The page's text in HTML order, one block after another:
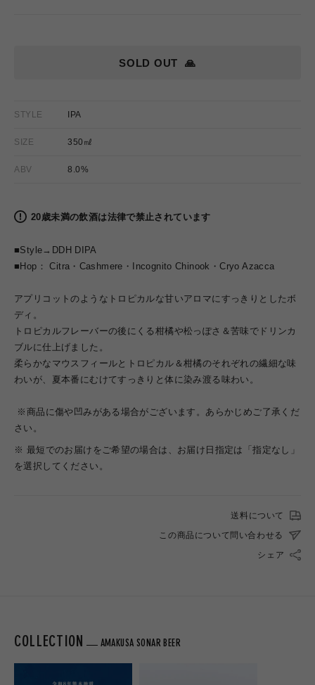
🙏
SOLD OUT
STYLE IPA
SIZE 350㎖
ABV 8.0%
20歳未満の飲酒は法律で禁止されています
■Style→DDH DIPA
■Hop： Citra・Cashmere・Incognito Chinook・Cryo Azacca
アプリコットのようなトロピカルな甘いアロマにすっきりとしたボ
ディ。
トロピカルフレーバーの後にくる柑橘や松っぽさ＆苦味でドリンカ
ブルに仕上げました。
柔らかなマウスフィールとトロピカル＆柑橘のそれぞれの繊細な味
わいが、夏本番にむけてすっきりと体に染み渡る味わい。
※商品に傷や凹みがある場合がございます。あらかじめご了承くだ
さい。
※ 最短でのお届けをご希望の場合は、お届け日指定は「指定なし」
を選択してください。
送料について
この商品について問い合わせる
シェア
COLLECTION AMAKUSA SONAR BEER